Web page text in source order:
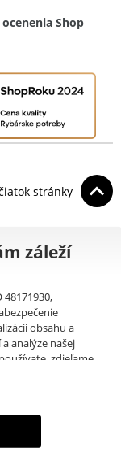
Shop
stránky
záleží
obsahu a
analýze našej
zdieľame
v dôsledku
cookies, dáta z
s prezeraním